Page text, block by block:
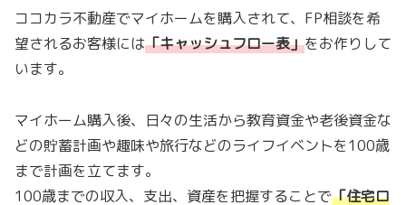
ココカラ不動産でマイホームを購入されて、FP相談を希
望されるお客様には「キャッシュフロー表」をお作りして
います。
マイホーム購入後、日々の生活から教育資金や老後資金な
どの貯蓄計画や趣味や旅行などのライフイベントを100歳
まで計画を立てます。
100歳までの収入、支出、資産を把握することで「住宅ロ